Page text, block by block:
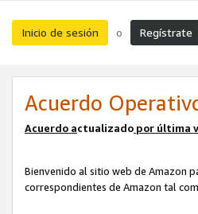
Inicio de sesión o Regístrate
Acuerdo
Acuerdo actualizado por última
Bienvenido al sitio web de Amazon
correspondientes de Amazon tal